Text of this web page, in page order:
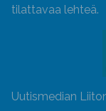
tilattavaa lehteä.
Uutismedian